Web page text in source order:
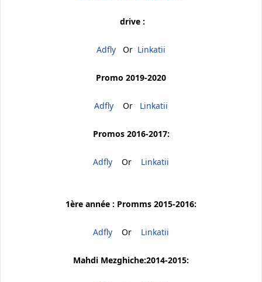
drive :
Adfly Or Linkatii
Promo 2019-2020
Adfly Or Linkatii
Promos 2016-2017:
Adfly Or Linkatii
1ère année : Promms 2015-2016:
Adfly Or Linkatii
Mahdi Mezghiche:2014-2015: